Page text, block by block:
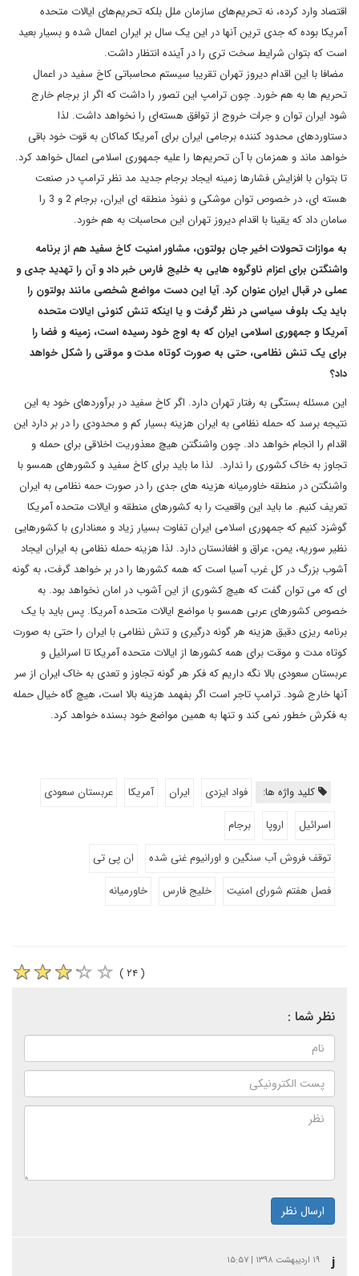
اقتصاد وارد کرده، نه تحریم‌های سازمان ملل بلکه تحریم‌های ایالات متحده
آمریکا بوده که جدی ترین آنها در این یک سال بر ایران اعمال شده و بسیار بعید
است که بتوان شرایط سخت تری را در آینده انتظار داشت.
مضافا با این اقدام دیروز تهران تقریبا سیستم محاسباتی کاخ سفید در اعمال
تحریم ها به هم خورد. چون ترامپ این تصور را داشت که اگر از برجام خارج
شود ایران توان و جرات خروج از توافق هسته‌ای را نخواهد داشت. لذا
دستاوردهای محدود کننده برجامی ایران برای آمریکا کماکان به قوت خود باقی
خواهد ماند و همزمان با آن تحریم‌ها را علیه جمهوری اسلامی اعمال خواهد کرد.
تا بتوان با افزایش فشارها زمینه ایجاد برجام جدید مد نظر ترامپ در صنعت
هسته ای، در خصوص توان موشکی و نفوذ منطقه ای ایران، برجام 2 و 3 را
سامان داد که یقینا با اقدام دیروز تهران این محاسبات به هم خورد.
به موازات تحولات اخیر جان بولتون، مشاور امنیت کاخ سفید هم از برنامه
واشنگتن برای اعزام ناوگروه هایی به خلیج فارس خبر داد و آن را تهدید جدی و
عملی در قبال ایران عنوان کرد. آیا این دست مواضع شخصی مانند بولتون را
باید یک بلوف سیاسی در نظر گرفت و یا اینکه تنش کنونی ایالات متحده
آمریکا و جمهوری اسلامی ایران که به اوج خود رسیده است، زمینه و فضا را
برای یک تنش نظامی، حتی به صورت کوتاه مدت و موقتی را شکل خواهد
داد؟
این مسئله بستگی به رفتار تهران دارد. اگر کاخ سفید در برآوردهای خود به این
نتیجه برسد که حمله نظامی به ایران هزینه بسیار کم و محدودی را در بر دارد این
اقدام را انجام خواهد داد. چون واشنگتن هیچ معذوریت اخلاقی برای حمله و
تجاوز به خاک کشوری را ندارد. لذا ما باید برای کاخ سفید و کشورهای همسو با
واشنگتن در منطقه خاورمیانه هزینه های جدی را در صورت حمه نظامی به ایران
تعریف کنیم. ما باید این واقعیت را به کشورهای منطقه و ایالات متحده آمریکا
گوشزد کنیم که جمهوری اسلامی ایران تفاوت بسیار زیاد و معناداری با کشورهایی
نظیر سوریه، یمن، عراق و افغانستان دارد. لذا هزینه حمله نظامی به ایران ایجاد
آشوب بزرگ در کل غرب آسیا است که همه کشورها را در بر خواهد گرفت، به گونه
ای که می توان گفت که هیچ کشوری از این آشوب در امان نخواهد بود. به
خصوص کشورهای عربی همسو با مواضع ایالات متحده آمریکا. پس باید با یک
برنامه ریزی دقیق هزینه هر گونه درگیری و تنش نظامی با ایران را حتی به صورت
کوتاه مدت و موقت برای همه کشورها از ایالات متحده آمریکا تا اسرائیل و
عربستان سعودی بالا نگه داریم که فکر هر گونه تجاوز و تعدی به خاک ایران از سر
آنها خارج شود. ترامپ تاجر است اگر بفهمد هزینه بالا است، هیچ گاه خیال حمله
به فکرش خطور نمی کند و تنها به همین مواضع خود بسنده خواهد کرد.
کلید واژه ها: فواد ایزدی ایران آمریکا
عربستان سعودی
اسرائیل
اروپا
برجام
توقف فروش آب سنگین و اورانیوم غنی شده
ان پی تی
فصل هفتم شورای امنیت
خلیج فارس خاورمیانه
( ۲۴ )
نظر شما :
ارسال نظر
j ۱۹ اردیبهشت ۱۳۹۸ | ۱۵:۵۷